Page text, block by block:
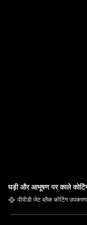
घड़ी और आभूषण पर काले
पीवीडी जेट ब्लैक कोटिंग उपकरण